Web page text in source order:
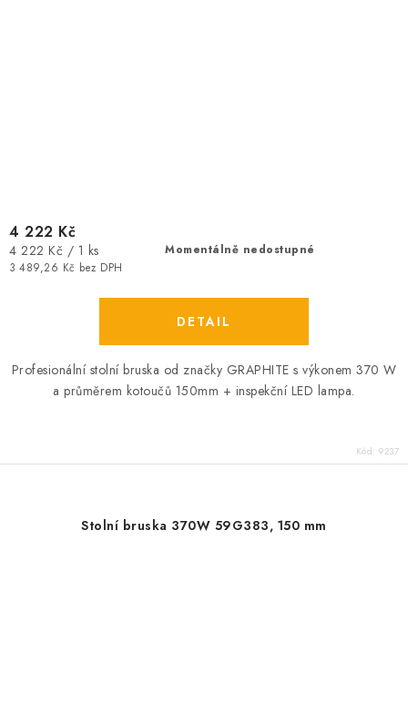
Momentálně nedostupné
3 489,26 Kč bez DPH
4 222 Kč
Měrná
cena:
4 222 Kč / 1 ks
Profesionální stolní bruska od značky GRAPHITE s výkonem 370 W
a průměrem kotoučů 150mm + inspekční LED lampa.
Kód: 9237
Stolní bruska 370W 59G383, 150 mm